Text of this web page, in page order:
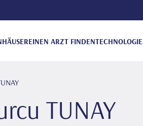
EINEN ARZT FINDENTECHNOLOGIE
TUNAY